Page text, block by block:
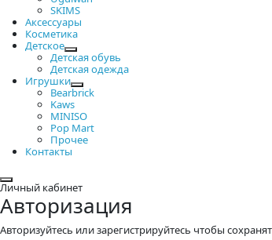
SKIMS
Аксессуары
Косметика
Детское
Детская обувь
Детская одежда
Игрушки
Bearbrick
Kaws
MINISO
Pop Mart
Прочее
Контакты
Закрыть
Личный кабинет
Авторизация
Авторизуйтесь или зарегистрируйтесь чтобы